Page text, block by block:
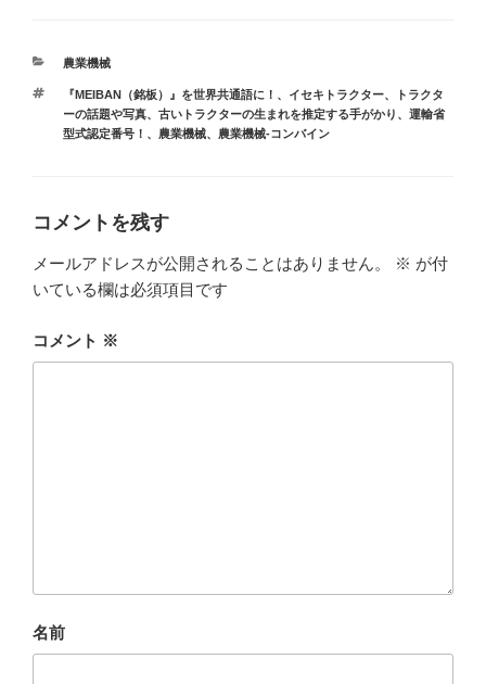
カ
ー
農業機械
タ
グ
『MEIBAN（銘板）』を世界共通語に！ 、 イセキトラクター、
トラクタ
ーの話題や写真、 古いトラクターの生まれを推定する手がかり、運輸省
型式認定番号！ 、 農業機械、 農業機械-コンバイン
コメントを残す
メールアドレスが公開されることはありません。 ※ が付
いている欄は必須項目です
コメント ※
名前